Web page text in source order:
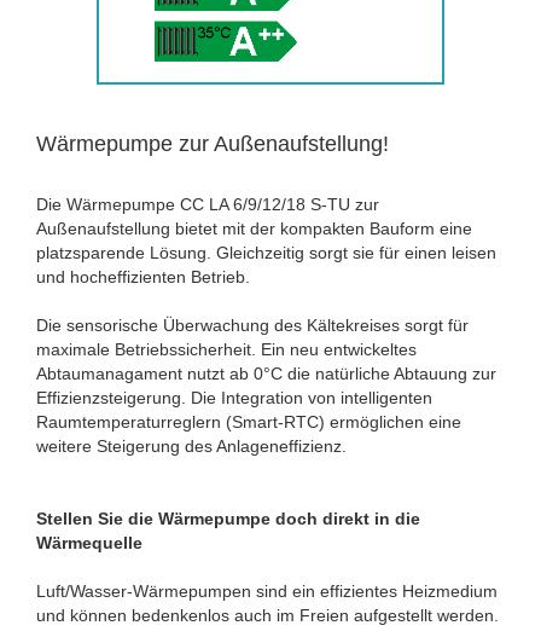
Wärmepumpe zur Außenaufstellung!
Die Wärmepumpe CC LA 6/9/12/18 S-TU zur
Außenaufstellung bietet mit der kompakten Bauform eine
platzsparende Lösung. Gleichzeitig sorgt sie für einen leisen
und hocheffizienten Betrieb.
Die sensorische Überwachung des Kältekreises sorgt für
maximale Betriebssicherheit. Ein neu entwickeltes
Abtaumanagament nutzt ab 0°C die natürliche Abtauung zur
Effizienzsteigerung. Die Integration von intelligenten
Raumtemperaturreglern (Smart-RTC) ermöglichen eine
weitere Steigerung des Anlageneffizienz.
Stellen Sie die Wärmepumpe doch direkt in die
Wärmequelle
Luft/Wasser-Wärmepumpen sind ein effizientes Heizmedium
und können bedenkenlos auch im Freien aufgestellt werden.